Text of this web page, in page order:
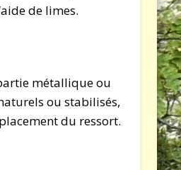
de limes.
métallique ou
ou stabilisés,
du ressort.